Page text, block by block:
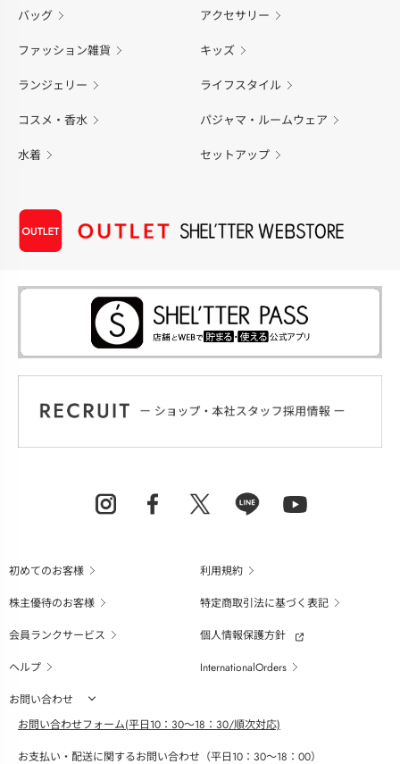
バッグ アクセサリー
ファッション雑貨 キッズ
ランジェリー ライフスタイル
コスメ・香水 パジャマ・ルームウェア
水着 セットアップ
初めてのお客様
利用規約
株主優待のお客様
特定商取引法に基づく表記
会員ランクサービス
個人情報保護方針
ヘルプ
InternationalOrders
お問い合わせ
お問い合わせフォーム(平日10：30～18：30/順次対応)
お支払い・配送に関するお問い合わせ（平日10：30～18：00）